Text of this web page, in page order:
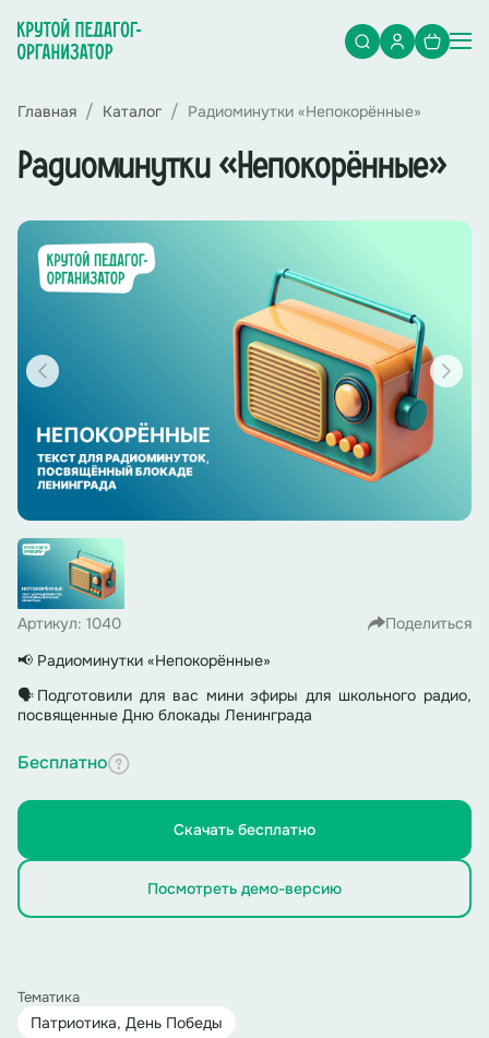
Главная Каталог Радиоминутки «Непокорённые»
Радиоминутки «Непокорённые»
Артикул: 1040
Поделиться
📢 Радиоминутки «Непокорённые»
🗣Подготовили для вас мини эфиры для школьного радио,
посвященные Дню блокады Ленинграда
Бесплатно
Скачать бесплатно
Посмотреть демо-версию
Тематика
Патриотика, День Победы